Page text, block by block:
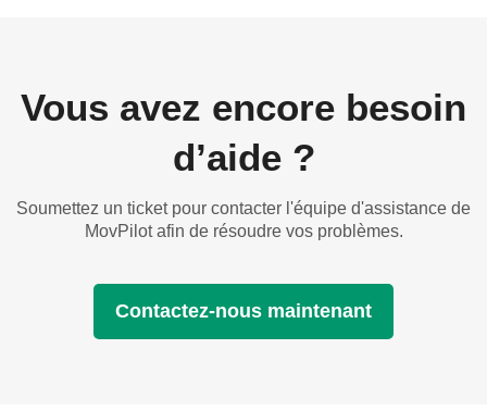
Vous avez encore besoin
d’aide ?
Soumettez un ticket pour contacter l'équipe d'assistance de
MovPilot afin de résoudre vos problèmes.
Contactez-nous maintenant